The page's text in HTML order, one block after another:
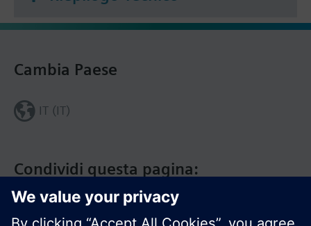
Condividi questa pagina:
Cambia Paese
IT (IT)